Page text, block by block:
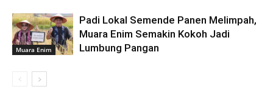
Muara Enim
Padi Lokal Semende Panen Melimpah,
Muara Enim Semakin Kokoh Jadi
Lumbung Pangan